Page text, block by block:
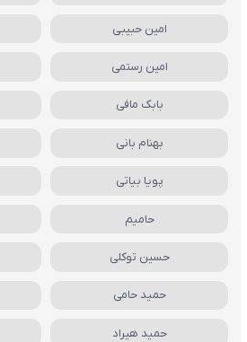
امین حبیبی
امین رستمی
بابک مافی
بهنام بانی
پویا بیاتی
حامیم
حسین توکلی
حمید حامی
حمید هیراد